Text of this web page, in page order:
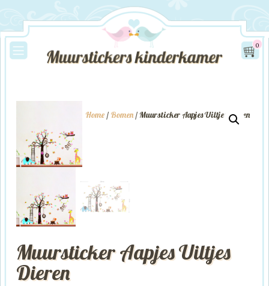
0
Home / Bomen / Muursticker Aapjes Uiltjes Dieren
Muursticker Aapjes Uiltjes
Dieren